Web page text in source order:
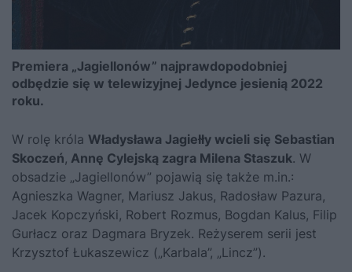
Premiera „Jagiellonów” najprawdopodobniej
odbędzie się w telewizyjnej Jedynce jesienią 2022
roku.
W rolę króla Władysława Jagiełły wcieli się Sebastian
Skoczeń, Annę Cylejską zagra Milena Staszuk. W
obsadzie „Jagiellonów” pojawią się także m.in.:
Agnieszka Wagner, Mariusz Jakus, Radosław Pazura,
Jacek Kopczyński, Robert Rozmus, Bogdan Kalus, Filip
Gurłacz oraz Dagmara Bryzek. Reżyserem serii jest
Krzysztof Łukaszewicz („Karbala”, „Lincz”).